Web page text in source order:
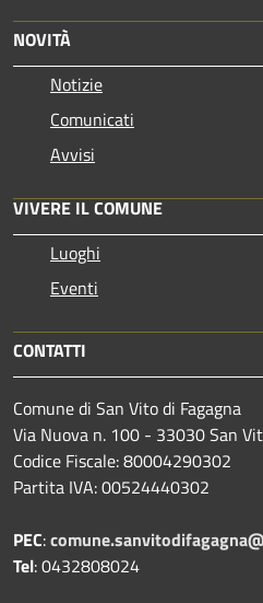
NOVITÀ
Notizie
Comunicati
Avvisi
VIVERE IL COMUNE
Luoghi
Eventi
CONTATTI
Comune di San Vito di Fagagna
Via Nuova n. 100 - 33030 San
Codice Fiscale: 80004290302
Partita IVA: 00524440302
PEC:
Tel: 0432808024